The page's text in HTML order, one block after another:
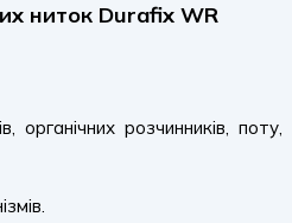
ниток Durafix WR
органічних розчинників, поту,